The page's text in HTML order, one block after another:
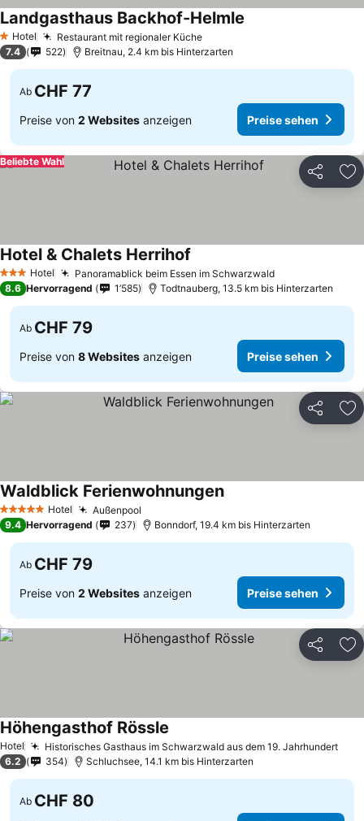
1 Sterne
Hotel Restaurant mit regionaler Küche
Landgasthaus Backhof-Helmle
7.4 522 Breitnau, 2.4 km bis Hinterzarten
Ab CHF 77
Preise von 2 Websites anzeigen Preise sehen
Teilen
Beliebte Wahl
3 SterneHotel Panoramablick beim Essen im Schwarzwald
Hotel & Chalets Herrihof
8.6 Hervorragend 1’585 Todtnauberg, 13.5 km bis Hinterzarten
Ab CHF 79
Preise von 8 Websites anzeigen Preise sehen
Teilen
5 Sterne Hotel Außenpool
Waldblick Ferienwohnungen
9.4 Hervorragend 237 Bonndorf, 19.4 km bis Hinterzarten
Ab CHF 79
Preise von 2 Websites anzeigen Preise sehen
Teilen
Hotel Historisches Gasthaus im Schwarzwald aus dem 19. Jahrhundert
Höhengasthof Rössle
6.2 354 Schluchsee, 14.1 km bis Hinterzarten
Ab CHF 80